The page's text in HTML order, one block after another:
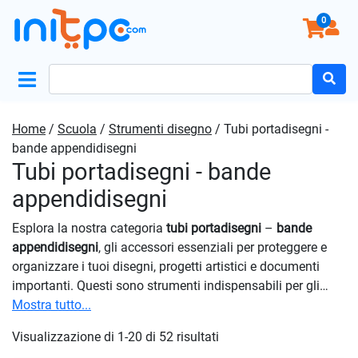
0
Home / Scuola / Strumenti disegno / Tubi portadisegni -
bande appendidisegni
Tubi portadisegni - bande
appendidisegni
Esplora la nostra categoria tubi portadisegni – bande
appendidisegni, gli accessori essenziali per proteggere e
organizzare i tuoi disegni, progetti artistici e documenti
importanti. Questi sono strumenti indispensabili per gli
artisti, gli studenti e i professionisti che necessitano di
pratico. Molti dei nostri modelli sono dotati di chiusure
Mostra tutto...
Visualizzazione di 1-20 di 52 risultati